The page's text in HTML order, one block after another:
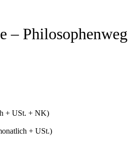
– Philosophenweg
+ USt. + NK)
+ USt.)